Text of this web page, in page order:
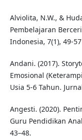
Alviolita, N.W., &
Pembelajaran
Indonesia, 7(1), 49-57
Andani. (2017).
Emosional
Usia 5-6 Tahun.
Angesti. (2020).
Guru Pendidikan
43–48.